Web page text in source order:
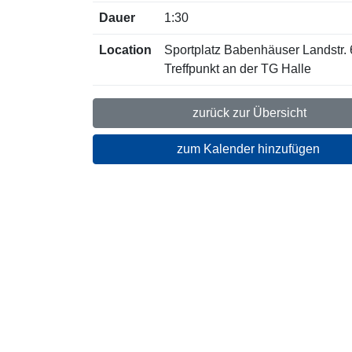
Dauer 1:30
Location
Sportplatz Babenhäuser Landstr.
Treffpunkt an der TG Halle
zurück zur Übersicht
zum Kalender hinzufügen